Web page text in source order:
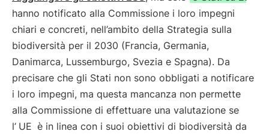
hanno notificato alla Commissione i loro impegni
chiari e concreti, nell’ambito della Strategia sulla
biodiversità per il 2030 (Francia, Germania,
Danimarca, Lussemburgo, Svezia e Spagna). Da
precisare che gli Stati non sono obbligati a notificare
i loro impegni, ma questa mancanza non permette
alla Commissione di effettuare una valutazione se
l’ UE è in linea con i suoi obiettivi di biodiversità da